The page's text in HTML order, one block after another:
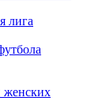
лига
женских